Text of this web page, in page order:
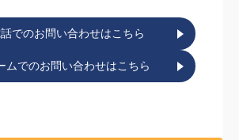
でのお問い合わせはこちら
ムでのお問い合わせはこちら